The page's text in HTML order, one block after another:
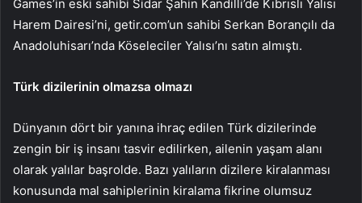
Games’in eski sahibi Sidar Şahin Kandilli’de Kıbrıslı Yalısı
Harem Dairesi’ni, getir.com’un sahibi Serkan Borançılı da
Anadoluhisarı’nda Köseleciler Yalısı’nı satın almıştı.
Türk dizilerinin olmazsa olmazı
Dünyanın dört bir yanına ihraç edilen Türk dizilerinde
zengin bir iş insanı tasvir edilirken, ailenin yaşam alanı
olarak yalılar başrolde. Bazı yalıların dizilere kiralanması
konusunda mal sahiplerinin kiralama fikrine olumsuz